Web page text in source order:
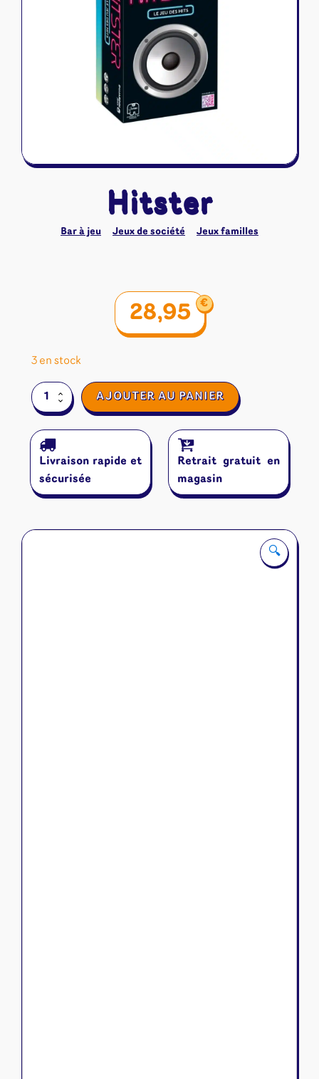
Naruto Mythos
Autres
Tapis de jeu
🔍
Hitster
Bar à jeu Jeux de société Jeux familles
28,95 €
3 en stock
quantité
de
AJOUTER AU PANIER
Livraison rapide et
sécurisée
Retrait gratuit en
magasin